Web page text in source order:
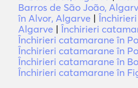
Barros de São João,
în Alvor, Algarve |
Algarve | Închirieri
Închirieri catamarane în
Închirieri catamarane în
Închirieri catamarane în
Închirieri catamarane în